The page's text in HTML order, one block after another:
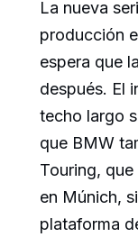
La nueva
producción
espera que
después. El
techo largo
que BMW
Touring,
en Múnich,
plataforma